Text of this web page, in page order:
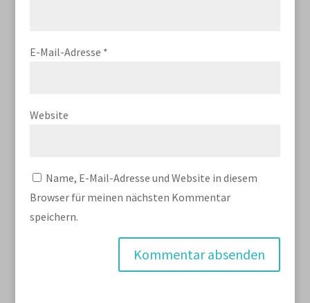
E-Mail-Adresse *
Website
Name, E-Mail-Adresse und Website in diesem
Browser für meinen nächsten Kommentar
speichern.